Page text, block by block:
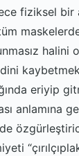
fiziksel bir
halini
eriyip
anlamına